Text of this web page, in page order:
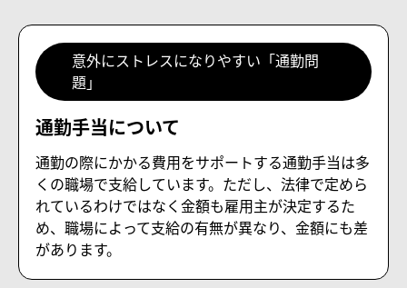
意外にストレスになりやすい「通勤問
題」
通勤手当について
通勤の際にかかる費用をサポートする通勤手当は多
くの職場で支給しています。ただし、法律で定めら
れているわけではなく金額も雇用主が決定するた
め、職場によって支給の有無が異なり、金額にも差
があります。